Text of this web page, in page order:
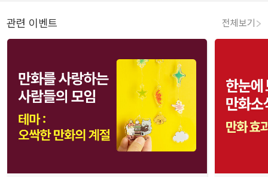
관련 이벤트 전체보기